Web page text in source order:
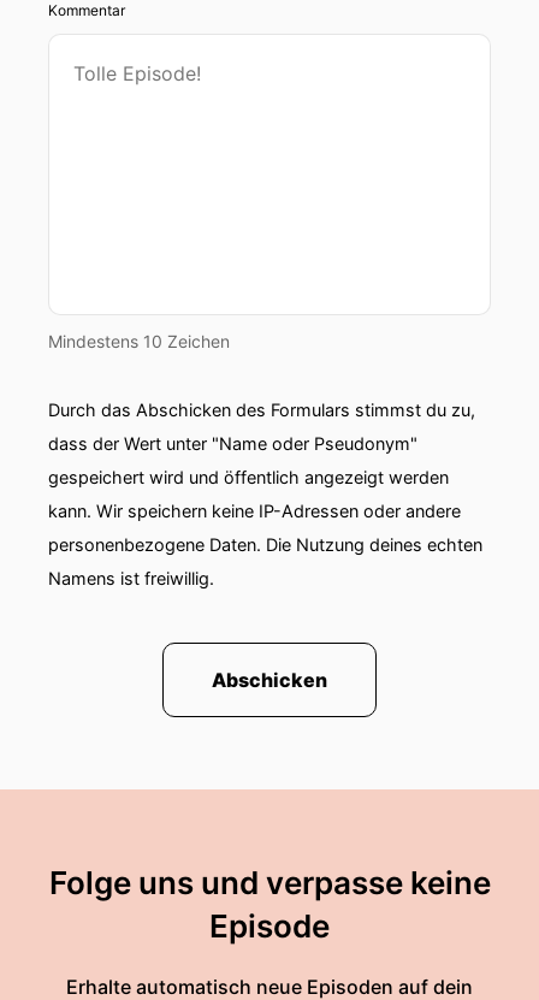
Kommentar
Mindestens 10 Zeichen
Durch das Abschicken des Formulars stimmst du zu,
dass der Wert unter "Name oder Pseudonym"
gespeichert wird und öffentlich angezeigt werden
kann. Wir speichern keine IP-Adressen oder andere
personenbezogene Daten. Die Nutzung deines echten
Namens ist freiwillig.
Abschicken
Folge uns und verpasse keine
Episode
Erhalte automatisch neue Episoden auf dein